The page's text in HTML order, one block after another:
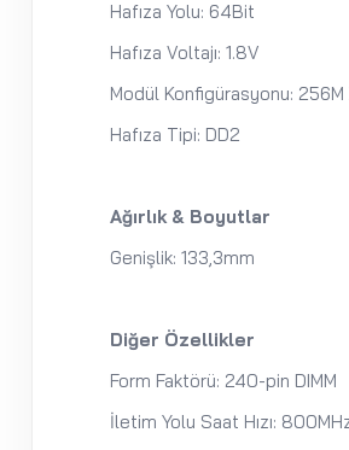
Hafıza Yolu: 64Bit
Hafıza Voltajı: 1.8V
Modül Konfigürasyonu: 256M
Hafıza Tipi: DD2
Ağırlık & Boyutlar
Genişlik: 133,3mm
Diğer Özellikler
Form Faktörü: 240-pin DIMM
İletim Yolu Saat Hızı: